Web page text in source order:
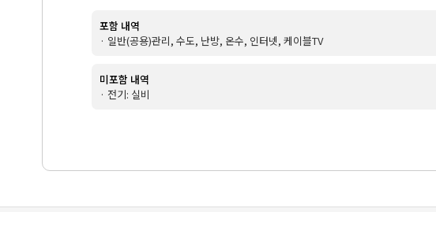
포함 내역
· 일반(공용)관리, 수도, 난방, 온수, 인터넷, 케이블TV
미포함 내역
· 전기: 실비